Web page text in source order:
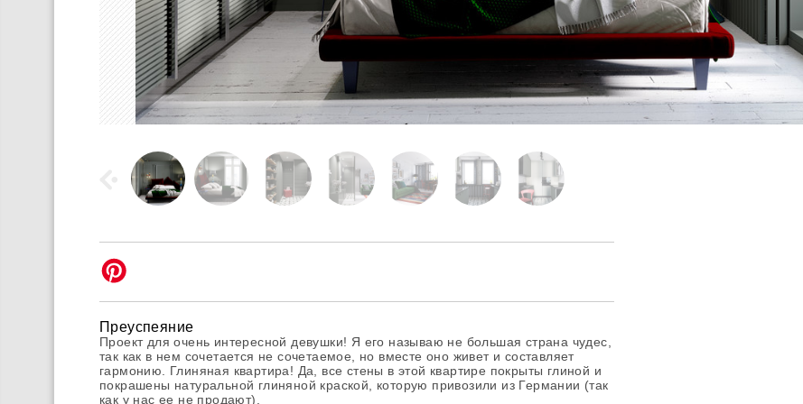
Преуспеяние
Проект для очень интересной девушки! Я его называю не большая страна чудес,
так как в нем сочетается не сочетаемое, но вместе оно живет и составляет
гармонию. Глиняная квартира! Да, все стены в этой квартире покрыты глиной и
покрашены натуральной глиняной краской, которую привозили из Германии (так
как у нас ее не продают).